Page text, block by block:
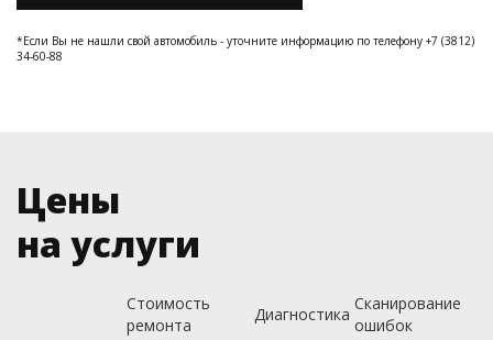
*Если Вы не нашли свой автомобиль - уточните информацию по телефону +7 (3812)
34-60-88
Цены
на услуги
Стоимость
ремонта
Диагностика
Сканирование
ошибок